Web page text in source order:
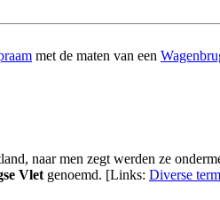
met de maten van een
naar men zegt werden ze
Vlet genoemd. [Links: Diverse